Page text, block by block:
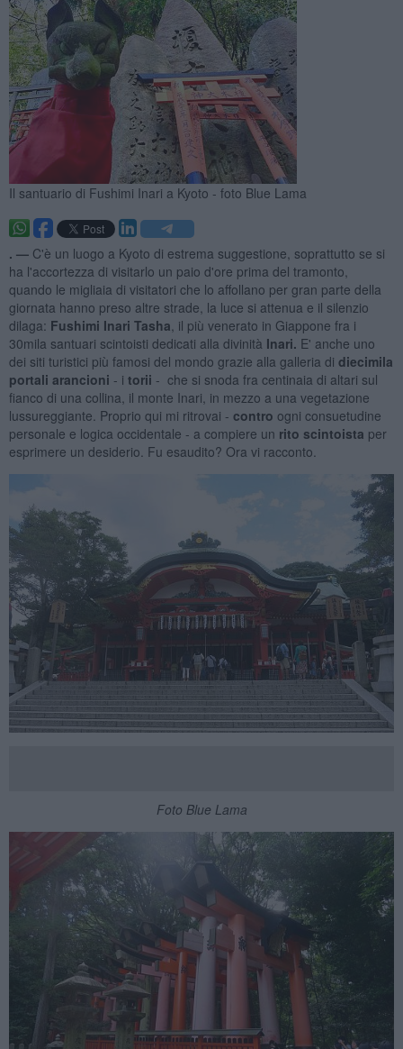
Il santuario di Fushimi Inari a Kyoto - foto Blue Lama
. — C'è un luogo a Kyoto di estrema suggestione, soprattutto se si
ha l'accortezza di visitarlo un paio d'ore prima del tramonto,
quando le migliaia di visitatori che lo affollano per gran parte della
giornata hanno preso altre strade, la luce si attenua e il silenzio
dilaga: Fushimi Inari Tasha , il più venerato in Giappone fra i
30mila santuari scintoisti dedicati alla divinità Inari. E' anche uno
dei siti turistici più famosi del mondo grazie alla galleria di diecimila
portali arancioni - i torii - che si snoda fra centinaia di altari sul
fianco di una collina, il monte Inari, in mezzo a una vegetazione
lussureggiante. Proprio qui mi ritrovai - contro ogni consuetudine
personale e logica occidentale - a compiere un rito scintoista per
esprimere un desiderio. Fu esaudito? Ora vi racconto.
Foto Blue Lama